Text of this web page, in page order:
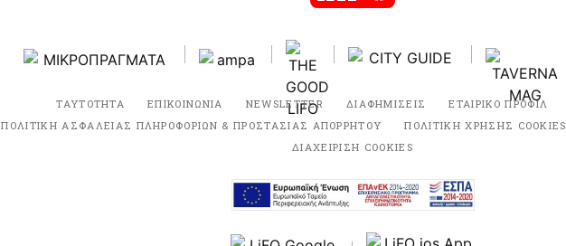
ΤΑΥΤΟΤΗΤΑ ΕΠΙΚΟΙΝΩΝΙΑ NEWSLETTER ΔΙΑΦΗΜΙΣΕΙΣ ΕΤΑΙΡΙΚΟ ΠΡΟΦΙΛ
ΠΟΛΙΤΙΚΗ ΑΣΦΑΛΕΙΑΣ ΠΛΗΡΟΦΟΡΙΩΝ & ΠΡΟΣΤΑΣΙΑΣ ΑΠΟΡΡΗΤΟΥ
ΠΟΛΙΤΙΚΗ ΧΡΗΣΗΣ COOKIES
ΔΙΑΧΕΙΡΙΣΗ COOKIES